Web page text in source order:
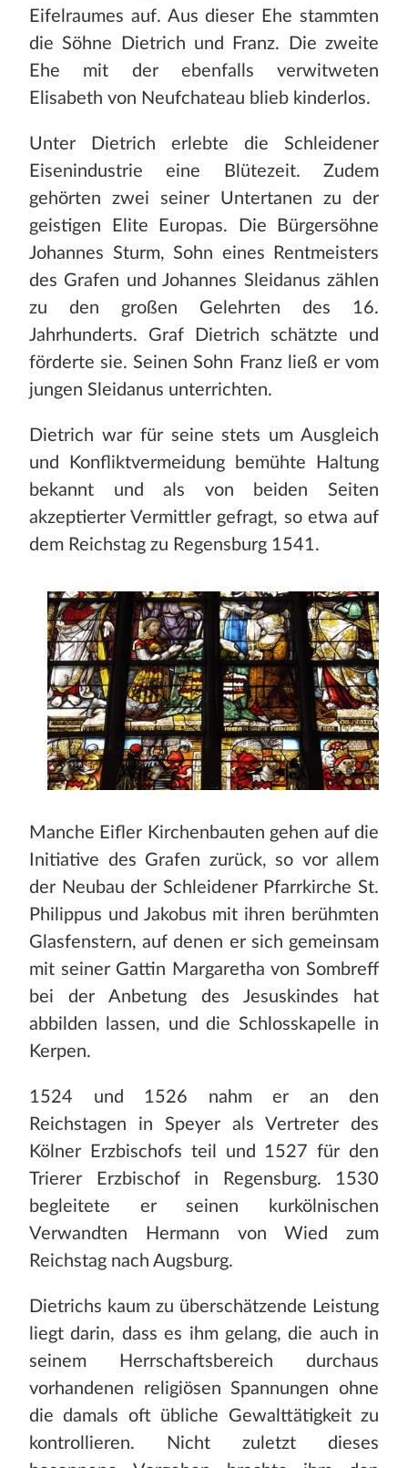
Eifelraumes auf. Aus dieser Ehe stammten
die Söhne Dietrich und Franz. Die zweite
Ehe mit der ebenfalls verwitweten
Elisabeth von Neufchateau blieb kinderlos.
Unter Dietrich erlebte die Schleidener
Eisenindustrie eine Blütezeit. Zudem
gehörten zwei seiner Untertanen zu der
geistigen Elite Europas. Die Bürgersöhne
Johannes Sturm, Sohn eines Rentmeisters
des Grafen und Johannes Sleidanus zählen
zu den großen Gelehrten des 16.
Jahrhunderts. Graf Dietrich schätzte und
förderte sie. Seinen Sohn Franz ließ er vom
jungen Sleidanus unterrichten.
Dietrich war für seine stets um Ausgleich
und Konfliktvermeidung bemühte Haltung
bekannt und als von beiden Seiten
akzeptierter Vermittler gefragt, so etwa auf
dem Reichstag zu Regensburg 1541.
Manche Eifler Kirchenbauten gehen auf die
Initiative des Grafen zurück, so vor allem
der Neubau der Schleidener Pfarrkirche St.
Philippus und Jakobus mit ihren berühmten
Glasfenstern, auf denen er sich gemeinsam
mit seiner Gattin Margaretha von Sombreff
bei der Anbetung des Jesuskindes hat
abbilden lassen, und die Schlosskapelle in
Kerpen.
1524 und 1526 nahm er an den
Reichstagen in Speyer als Vertreter des
Kölner Erzbischofs teil und 1527 für den
Trierer Erzbischof in Regensburg. 1530
begleitete er seinen kurkölnischen
Verwandten Hermann von Wied zum
Reichstag nach Augsburg.
Dietrichs kaum zu überschätzende Leistung
liegt darin, dass es ihm gelang, die auch in
seinem Herrschaftsbereich durchaus
vorhandenen religiösen Spannungen ohne
die damals oft übliche Gewalttätigkeit zu
kontrollieren. Nicht zuletzt dieses